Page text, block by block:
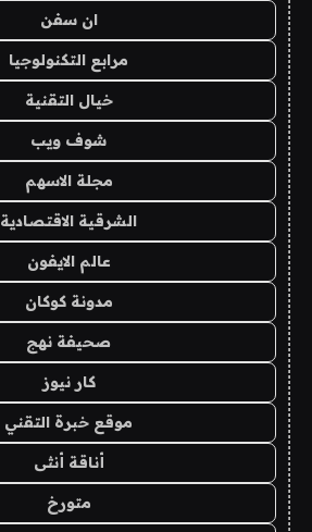
ان سفن
مرابع التكنولوجيا
خيال التقنية
شوف ويب
مجلة الاسهم
الشرقية الاقتصادية
عالم الايفون
مدونة كوكان
صحيفة نهج
كار نيوز
موقع خبرة التقني
أناقة أنثى
متورخ